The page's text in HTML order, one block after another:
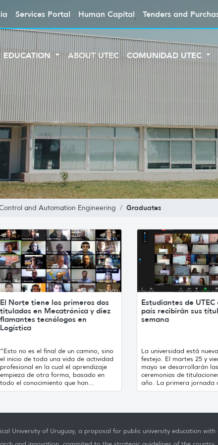
Services Portal Human Capital Tenders and
EDUCATION ABOUT UTEC COMUNIDAD UTEC
and Automation Engineering Graduates
El Norte tiene los primeros dos
titulados en Mecatrónica y diez
flamantes tecnólogos en
Logística
“Esto no es el final de un camino, sino
el inicio de toda una vida de actividad
profesional en la cual el aprendizaje
empieza de otra forma, basado en
todo el conocimiento que han...
Estudiantes de
país recibirán sus
semana
La universidad está
festejo. El martes 25 y
mayo se desarrollarán
ceremonias de
año. La primera jornada
University of Uruguay, a proposal for public university education